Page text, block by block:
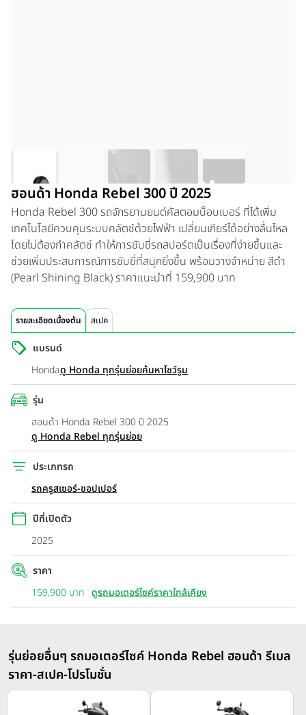
ฮอนด้า Honda Rebel 300 ปี 2025
Honda Rebel 300 รถจักรยานยนต์คัสตอมบ็อบเบอร์ ที่ได้เพิ่ม
เทคโนโลยีควบคุมระบบคลัตช์ด้วยไฟฟ้า เปลี่ยนเกียร์ได้อย่างลื่นไหล
โดยไม่ต้องกำคลัตช์ ทำให้การขับขี่รถสปอร์ตเป็นเรื่องที่ง่ายขึ้นและ
ช่วยเพิ่มประสบการณ์การขับขี่ที่สนุกยิ่งขึ้น พร้อมวางจำหน่าย สีดำ
(Pearl Shining Black) ราคาแนะนำที่ 159,900 บาท
รายละเอียดเบื้องต้น สเปค
แบรนด์
Hondaดู Honda ทุกรุ่นย่อยค้นหาโชว์รูม
รุ่น
ฮอนด้า Honda Rebel 300 ปี 2025
ดู Honda Rebel ทุกรุ่นย่อย
ประเภทรถ
รถครูสเซอร์-ชอปเปอร์
ปีที่เปิดตัว
2025
ราคา
159,900 บาท ดูรถมอเตอร์ไซค์ราคาใกล้เคียง
รุ่นย่อยอื่นๆ รถมอเตอร์ไซค์ Honda Rebel ฮอนด้า รีเบล
ราคา-สเปค-โปรโมชั่น